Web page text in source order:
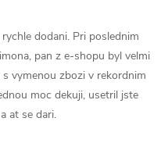
dodani. Pri poslednim
pan z e-shopu byl velmi
vymenou zbozi v rekordnim
moc dekuji, usetril jste
at se dari.